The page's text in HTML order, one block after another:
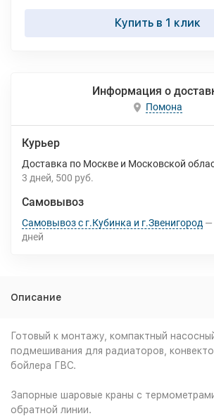
Купить в 1 клик
Информация о
Помона
Курьер
Доставка по Москве и Московской
3 дней 500 руб.
Самовывоз
Самовывоз с г.Кубинка и г.Звенигород
дней
Описание
Готовый к монтажу, компактный
подмешивания для радиаторов,
бойлера ГВС.
Запорные шаровые краны с
обратной линии.